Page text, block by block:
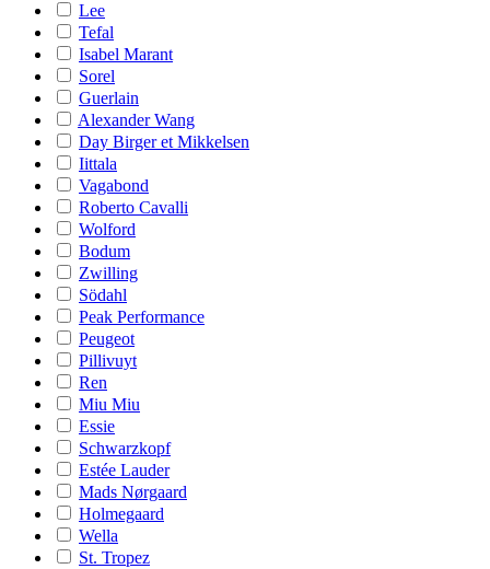
Lee
Tefal
Isabel Marant
Sorel
Guerlain
Alexander Wang
Day Birger et Mikkelsen
Iittala
Vagabond
Roberto Cavalli
Wolford
Bodum
Zwilling
Södahl
Peak Performance
Peugeot
Pillivuyt
Ren
Miu Miu
Essie
Schwarzkopf
Estée Lauder
Mads Nørgaard
Holmegaard
Wella
St. Tropez